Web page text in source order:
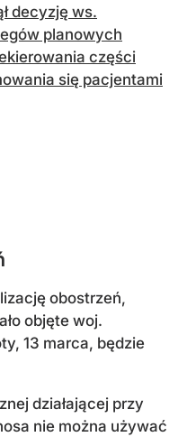
decyzję ws.
planowych
części
się pacjentami
obostrzeń,
objęte woj.
13 marca, będzie
działającej przy
nie można używać